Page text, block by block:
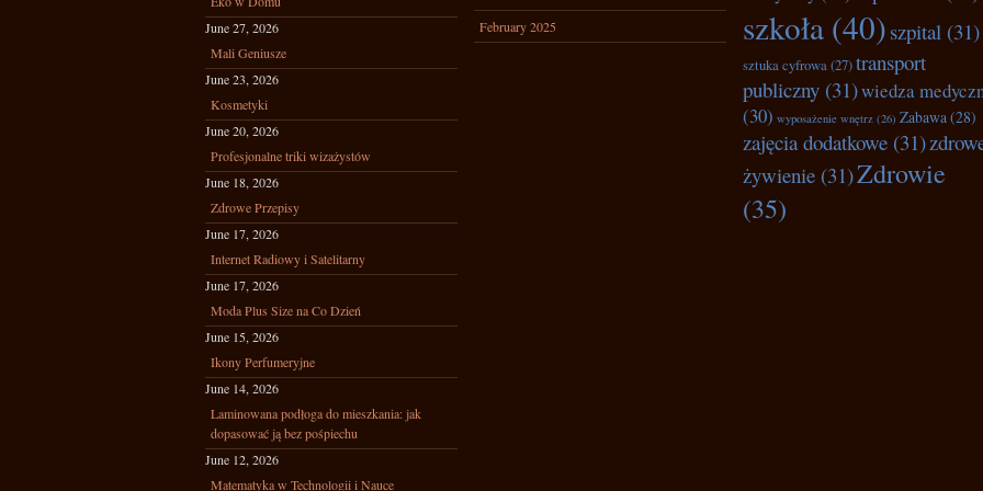
June 27, 2026
Mali Geniusze
June 23, 2026
Kosmetyki
June 20, 2026
Profesjonalne triki wizażystów
June 18, 2026
Zdrowe Przepisy
June 17, 2026
Internet Radiowy i Satelitarny
June 17, 2026
Moda Plus Size na Co Dzień
June 15, 2026
Ikony Perfumeryjne
June 14, 2026
Laminowana podłoga do mieszkania: jak
dopasować ją bez pośpiechu
June 12, 2026
Matematyka w Technologii i Nauce
February 2025
szkoła (40) szpital (31)
sztuka cyfrowa(27)transport
publiczny (31)wiedza
(30) wyposażenie wnętrz (26) Zabawa(28)
zajęcia dodatkowe (31)
żywienie (31)Zdrowie
(35)